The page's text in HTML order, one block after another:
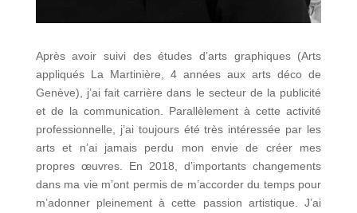
Après avoir suivi des études d’arts graphiques (Arts
appliqués La Martinière, 4 années aux arts déco de
Genève), j’ai fait carrière dans le secteur de la publicité
et de la communication. Parallèlement à cette activité
professionnelle, j’ai toujours été très intéressée par les
arts et n’ai jamais perdu mon envie de créer mes
propres œuvres. En 2018, d’importants changements
dans ma vie m’ont permis de m’accorder du temps pour
m’adonner pleinement à cette passion artistique. J’ai